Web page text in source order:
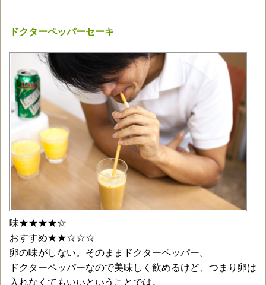
ドクターペッパーセーキ
味★★★★☆
おすすめ★★☆☆☆
卵の味がしない。そのままドクターペッパー。
ドクターペッパーなので美味しく飲めるけど、つまり卵は
入れなくてもいいということでは。